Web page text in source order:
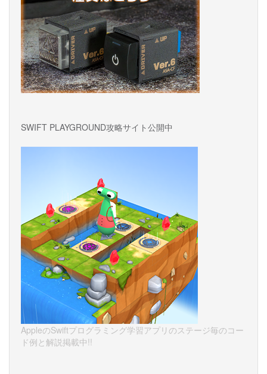
SWIFT PLAYGROUND攻略サイト公開中
AppleのSwiftプログラミング学習アプリのステージ毎のコー
ド例と解説掲載中!!